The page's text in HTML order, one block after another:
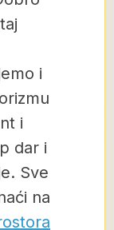
i
i
dar i
Sve
na